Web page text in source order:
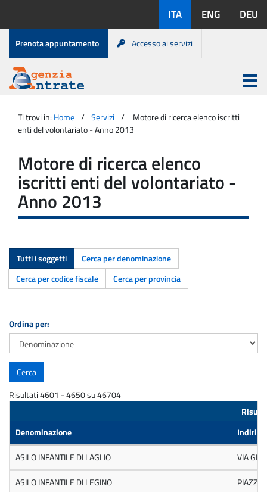
contenuto
disponibili:
ITA ENG DEU
Menu
di
servizio
Prenota appuntamento Accesso ai servizi
Agenzia
Entrate
Apri
menu
principale
Ti trovi in: Home Servizi
Motore di ricerca elenco iscritti
enti del volontariato - Anno 2013
Motore di ricerca elenco
iscritti enti del volontariato -
Anno 2013
Tutti i soggetti
Cerca per denominazione
Cerca per codice fiscale
Cerca per provincia
Ordina per:
Risultati 4601 - 4650 su 46704
Denominazione
ASILO INFANTILE DI LAGLIO
VIA
ASILO INFANTILE DI LEGINO
PIAZZA